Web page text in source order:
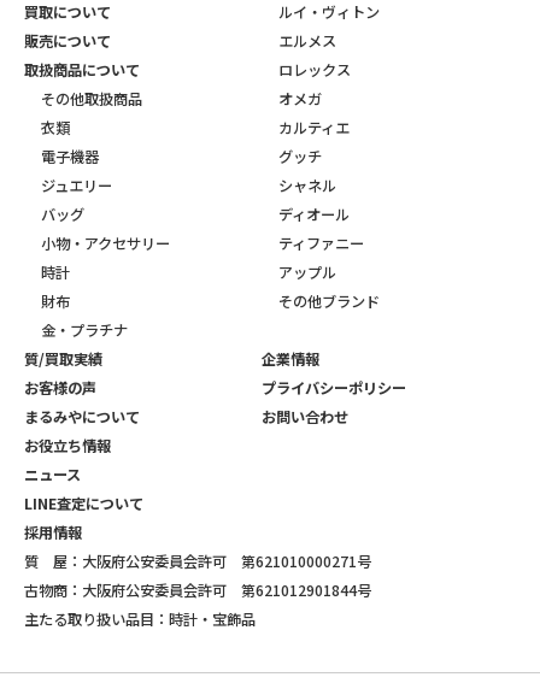
買取について
販売について
取扱商品について
その他取扱商品
衣類
電子機器
ジュエリー
バッグ
小物・アクセサリー
時計
財布
金・プラチナ
ルイ・ヴィトン
エルメス
ロレックス
オメガ
カルティエ
グッチ
シャネル
ディオール
ティファニー
アップル
その他ブランド
質/買取実績
お客様の声
まるみやについて
お役立ち情報
ニュース
LINE査定について
採用情報
企業情報
プライバシーポリシー
お問い合わせ
質 屋：大阪府公安委員会許可 第621010000271号
古物商：大阪府公安委員会許可 第621012901844号
主たる取り扱い品目：時計・宝飾品